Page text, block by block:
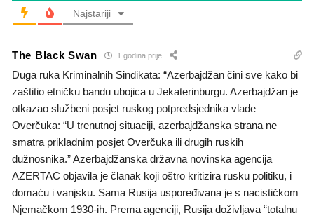
Najstariji
The Black Swan 1 godina prije
Duga ruka Kriminalnih Sindikata: “Azerbajdžan čini sve kako bi
zaštitio etničku bandu ubojica u Jekaterinburgu. Azerbajdžan je
otkazao službeni posjet ruskog potpredsjednika vlade
Overčuka: “U trenutnoj situaciji, azerbajdžanska strana ne
smatra prikladnim posjet Overčuka ili drugih ruskih
dužnosnika.” Azerbajdžanska državna novinska agencija
AZERTAC objavila je članak koji oštro kritizira rusku politiku, i
domaću i vanjsku. Sama Rusija uspoređivana je s nacističkom
Njemačkom 1930-ih. Prema agenciji, Rusija doživljava “totalnu